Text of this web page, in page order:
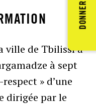
DONNER
ville de Tbilissi a
à sept
» d’une
dirigée par le